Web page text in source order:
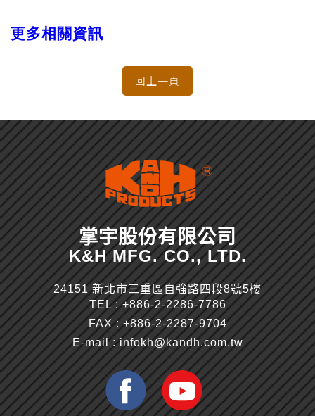
更多相關資訊
掌宇股份有限公司
K&H MFG. CO., LTD.
24151 新北市三重區自強路四段8號5樓
TEL :+886-2-2286-7786
FAX : +886-2-2287-9704
E-mail :infokh@kandh.com.tw